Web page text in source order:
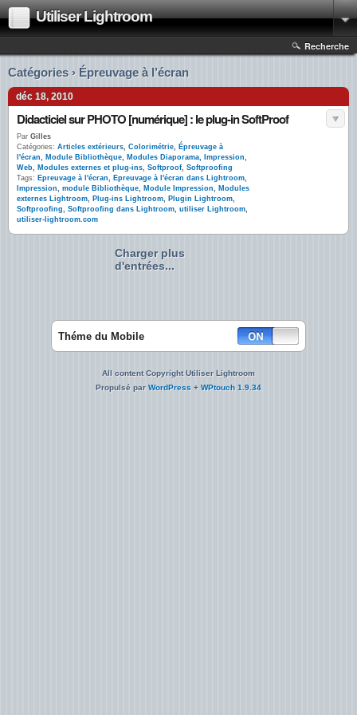
Utiliser Lightroom
Recherche
Catégories › Épreuvage à l’écran
déc 18, 2010
Didacticiel sur PHOTO [numérique] : le plug-in SoftProof
Par Gilles
Catégories: Articles extérieurs, Colorimétrie, Épreuvage à
l'écran, Module Bibliothèque, Modules Diaporama, Impression,
Web, Modules externes et plug-ins, Softproof, Softproofing
Tags: Epreuvage à l'écran, Epreuvage à l'écran dans Lightroom,
Impression, module Bibliothèque, Module Impression, Modules
externes Lightroom, Plug-ins Lightroom, Plugin Lightroom,
Softproofing, Softproofing dans Lightroom, utiliser Lightroom,
utiliser-lightroom.com
Charger plus
d'entrées...
Théme du Mobile
All content Copyright Utiliser Lightroom
Propulsé parWordPress + WPtouch 1.9.34